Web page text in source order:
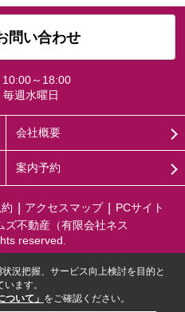
問い合わせ
10:00～18:00
毎週水曜日
会社概要
案内予約
アクセスマップ
PCサイト
不動産（有限会社ネス
reserved.
況把握、サービス向上検討を目的と
ます。
ついて」 をご確認ください。